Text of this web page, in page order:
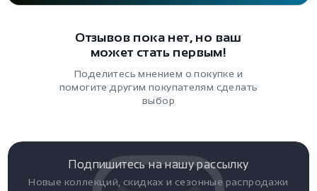
Отзывов пока нет, но ваш
может стать первым!
Поделитесь мнением о покупке и
помогите другим покупателям сделать
выбор
Подпишитесь на нашу рассылку
Новые коллекций, скидках и сезонные распродажи